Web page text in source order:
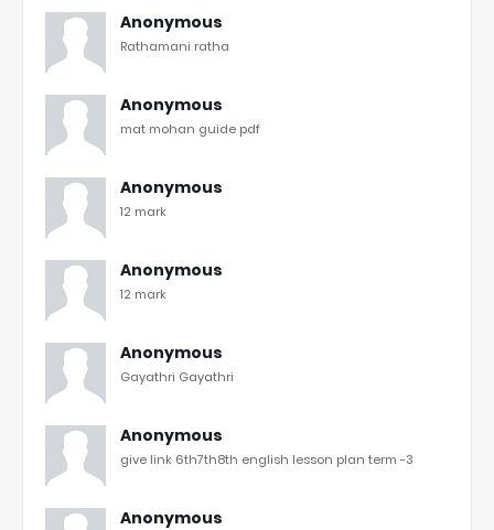
Anonymous
Rathamani ratha
Anonymous
mat mohan guide pdf
Anonymous
12 mark
Anonymous
12 mark
Anonymous
Gayathri Gayathri
Anonymous
give link 6th7th8th english lesson plan term -3
Anonymous